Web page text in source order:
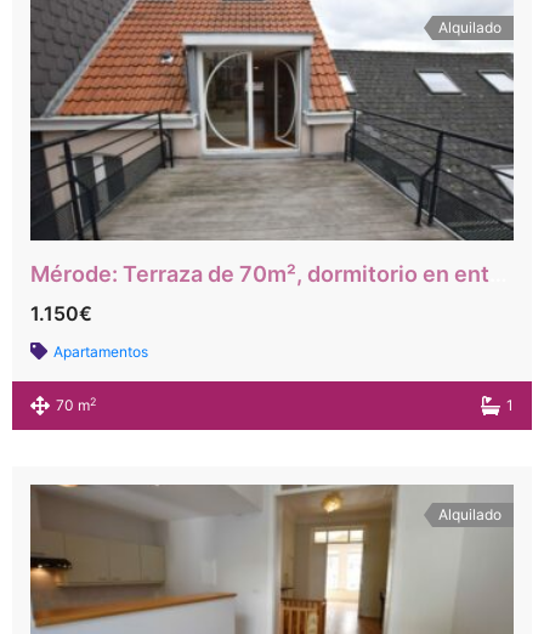
Alquilado
1.150€
Apartamentos
70 m2 1
Alquilado